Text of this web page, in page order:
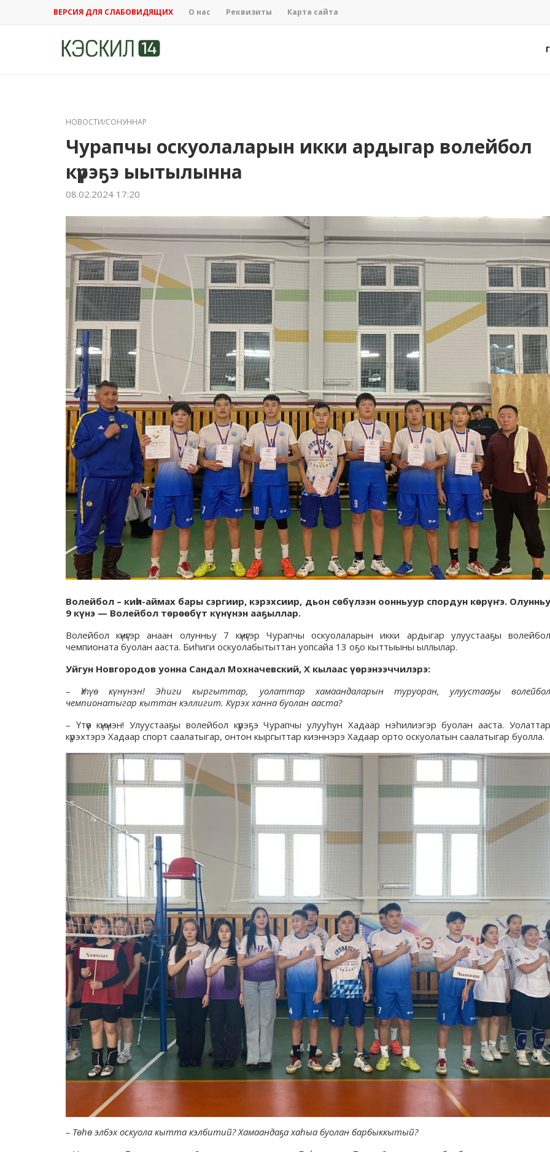
ВЕРСИЯ ДЛЯ СЛАБОВИДЯЩИХ О нас Реквизиты Карта сайта
НОВОСТИ/СОНУННАР
Чурапчы оскуолаларын икки ардыгар волейбол
күрэҕэ ыытылынна
08.02.2024 17:20
Волейбол – киһи-аймах бары сэргиир, кэрэхсиир, дьон сөбүлээн оонньуур спордун көрүҥэ. Олунньу
9 күнэ — Волейбол төрөөбүт күнүнэн ааҕыллар.
Волейбол күнүгэр анаан олунньу 7 күнүгэр Чурапчы оскуолаларын икки ардыгар улуустааҕы волейбол
чемпионата буолан ааста. Биһиги оскуолабытыттан уопсайа 13 оҕо кыттыыны ыллылар.
Уйгун Новгородов уонна Сандал Мохначевский, X кылаас үөрэнээччилэрэ:
–Үтүө күнүнэн! Эһиги кыргыттар, уолаттар хамаандаларын туруоран, улуустааҕы волейбол
чемпионатыгар кыттан кэллигит. Күрэх ханна буолан ааста?
– Үтүө күнүнэн! Улуустааҕы волейбол күрэҕэ Чурапчы улууһун Хадаар нэһилиэгэр буолан ааста. Уолаттар
күрэхтэрэ Хадаар спорт саалатыгар, онтон кыргыттар киэннэрэ Хадаар орто оскуолатын саалатыгар буолла.
– Төһө элбэх оскуола кытта кэлбитий? Хамаандаҕа хаһыа буолан барбыккытый?